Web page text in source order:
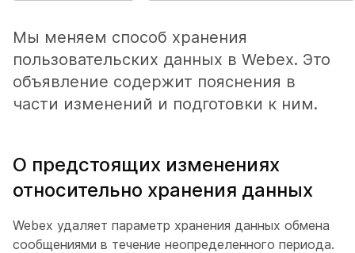
Мы меняем способ хранения
пользовательских данных в Webex. Это
объявление содержит пояснения в
части изменений и подготовки к ним.
О предстоящих изменениях
относительно хранения данных
Webex удаляет параметр хранения данных обмена
сообщениями в течение неопределенного периода.